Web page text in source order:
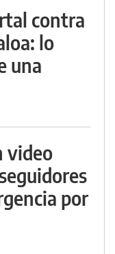
contra
lo
una
video
por